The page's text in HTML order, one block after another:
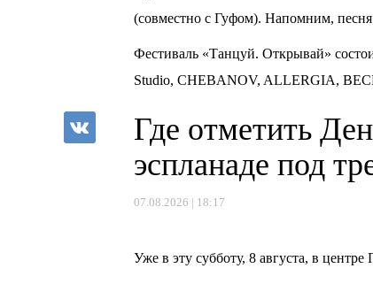
(совместно с Гуфом). Напомним,
Фестиваль «Танцуй. Открывай»
Studio, CHEBANOV, ALLERGIA,
Где отметить
эспланаде под
07.08.2026 | 18:17
Уже в эту субботу, 8 августа, в